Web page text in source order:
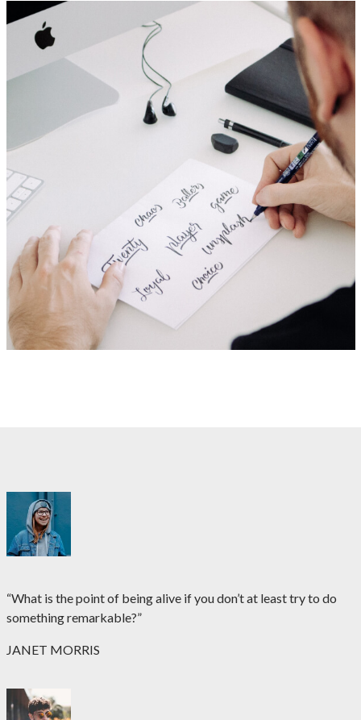
“What is the point of being alive if you don’t at least try to do
something remarkable?”
JANET MORRIS